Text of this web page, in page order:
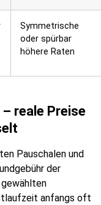
Symmetrische
oder spürbar
höhere Raten
reale Preise
Pauschalen und
der
anfangs oft